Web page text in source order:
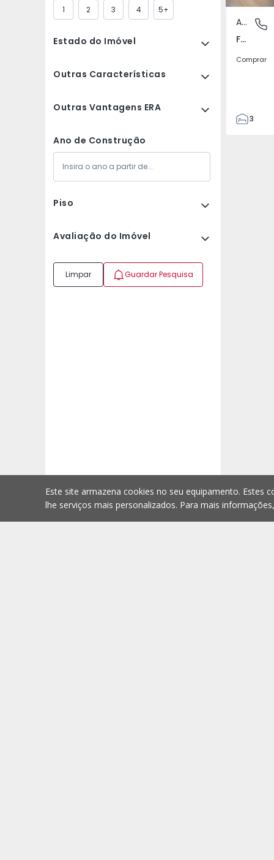
1 2 3 4 5+
Estado do Imóvel
Outras Características
Outras Vantagens ERA
Ano de Construção
Piso
Avaliação do Imóvel
Limpar Guardar Pesquisa
Fundão,
Apartamento
Fundão, Fundão
Comprar
3
Este site armazena cookies no seu equipamento. Estes
lhe serviços mais personalizados. Para mais